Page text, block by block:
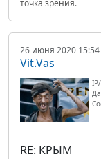
точка зрения.
26 июня 2020 15:54
Vit.Vas
RE: КРЫМ